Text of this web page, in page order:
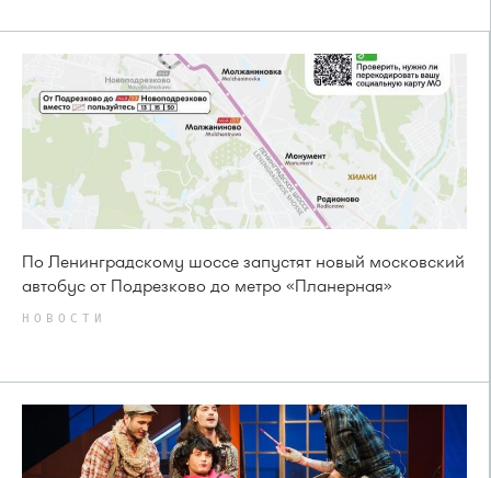
По Ленинградскому шоссе запустят новый московский
автобус от Подрезково до метро «Планерная»
НОВОСТИ